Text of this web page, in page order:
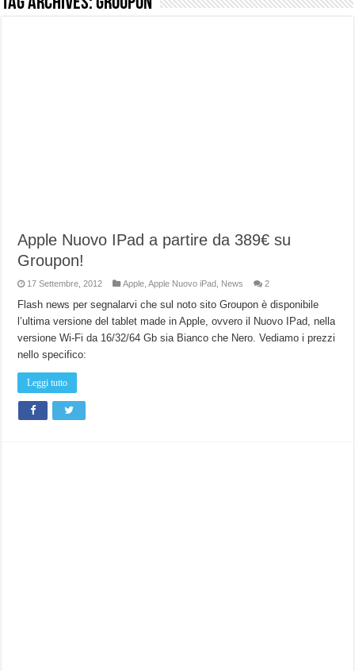
Apple Nuovo IPad a partire da 389€ su
Groupon!
17 Settembre, 2012 Apple ,Apple Nuovo iPad News 2
Flash news per segnalarvi che sul noto sito Groupon è disponibile
l’ultima versione del tablet made in Apple, ovvero il Nuovo IPad, nella
versione Wi-Fi da 16/32/64 Gb sia Bianco che Nero. Vediamo i prezzi
nello specifico:
Leggi tutto